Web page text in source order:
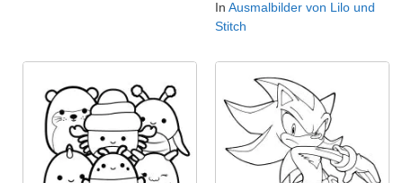
In Ausmalbilder von Lilo und
Stitch